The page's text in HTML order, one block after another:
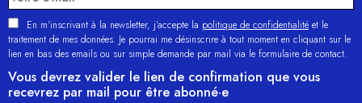
En m'inscrivant à la newsletter, j’accepte la politique de confidentialité et le
traitement de mes données. Je pourrai me désinscrire à tout moment en cliquant sur le
lien en bas des emails ou sur simple demande par mail via le formulaire de contact.
Vous devrez valider le lien de confirmation que vous
recevrez par mail pour être abonné·e